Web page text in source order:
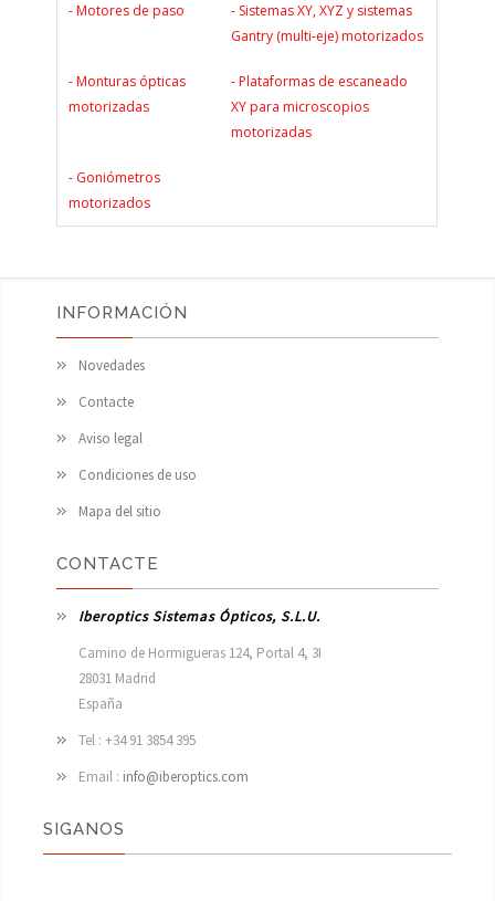
- Motores de paso
- Sistemas XY, XYZ y sistemas
Gantry (multi-eje) motorizados
- Monturas ópticas
motorizadas
- Plataformas de escaneado
XY para microscopios
motorizadas
- Goniómetros
motorizados
INFORMACIÓN
Novedades
Contacte
Aviso legal
Condiciones de uso
Mapa del sitio
CONTACTE
Iberoptics Sistemas Ópticos, S.L.U.
Camino de Hormigueras 124, Portal 4, 3I
28031 Madrid
España
Tel : +34 91 3854 395
Email : info@iberoptics.com
SIGANOS